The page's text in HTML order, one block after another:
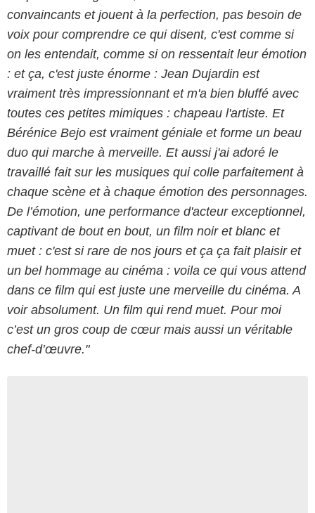
convaincants et jouent à la perfection, pas besoin de
voix pour comprendre ce qui disent, c'est comme si
on les entendait, comme si on ressentait leur émotion
: et ça, c'est juste énorme : Jean Dujardin est
vraiment très impressionnant et m'a bien bluffé avec
toutes ces petites mimiques : chapeau l'artiste. Et
Bérénice Bejo est vraiment géniale et forme un beau
duo qui marche à merveille. Et aussi j'ai adoré le
travaillé fait sur les musiques qui colle parfaitement à
chaque scène et à chaque émotion des personnages.
De l’émotion, une performance d'acteur exceptionnel,
captivant de bout en bout, un film noir et blanc et
muet : c'est si rare de nos jours et ça ça fait plaisir et
un bel hommage au cinéma : voila ce qui vous attend
dans ce film qui est juste une merveille du cinéma. A
voir absolument. Un film qui rend muet. Pour moi
c’est un gros coup de cœur mais aussi un véritable
chef-d’œuvre."